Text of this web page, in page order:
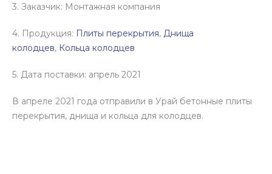
3. Заказчик: Монтажная компания
4. Продукция: Плиты перекрытия, Днища
колодцев, Кольца колодцев
5. Дата поставки: апрель 2021
В апреле 2021 года отправили в Урай бетонные плиты
перекрытия, днища и кольца для колодцев.